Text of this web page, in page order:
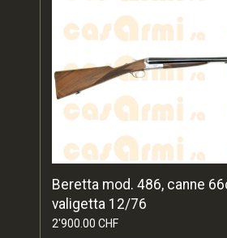
Beretta mod. 486, canne
valigetta 12/76
2'900.00 CHF